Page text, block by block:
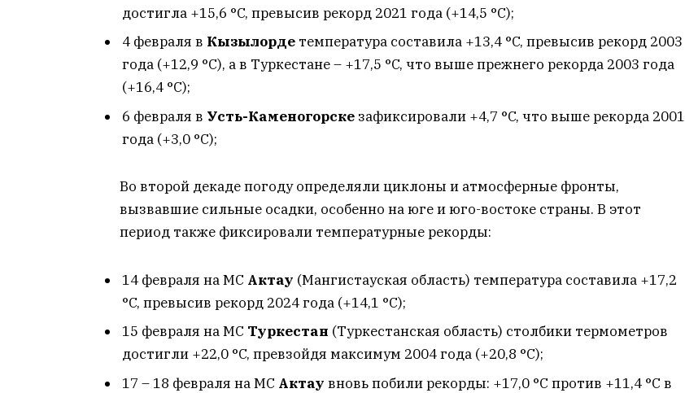
достигла +15,6 °C, превысив рекорд 2021 года (+14,5 °C);
4 февраля в Кызылорде температура составила +13,4 °C, превысив рекорд 2003
года (+12,9 °C), а в Туркестане – +17,5 °C, что выше прежнего рекорда 2003 года
(+16,4 °C);
6 февраля в Усть-Каменогорске зафиксировали +4,7 °C, что выше рекорда 2001
года (+3,0 °C);
Во второй декаде погоду определяли циклоны и атмосферные фронты,
вызвавшие сильные осадки, особенно на юге и юго-востоке страны. В этот
период также фиксировали температурные рекорды:
14 февраля на МС Актау (Мангистауская область) температура составила +17,2
°C, превысив рекорд 2024 года (+14,1 °C);
15 февраля на МС Туркестан (Туркестанская область) столбики термометров
достигли +22,0 °C, превзойдя максимум 2004 года (+20,8 °C);
17 – 18 февраля на МС Актау вновь побили рекорды: +17,0 °C против +11,4 °C в